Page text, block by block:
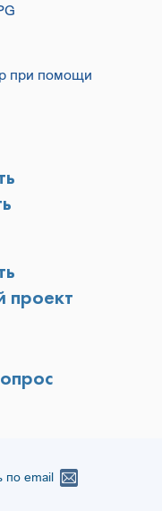
при помощи
проект
по email